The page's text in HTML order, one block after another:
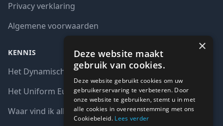
Privacy verklaring
Algemene voorwaarden
KENNIS
Het Dynamisch aankoopsysteem (DAS)
Het Uniform Europees Aanbestedingsdocument (UEA)
Waar vind ik alle interim opdrachten bij de overheid?
×
Deze website maakt
gebruik van cookies.
Deze website gebruikt cookies om uw
gebruikerservaring te verbeteren. Door
onze website te gebruiken, stemt u in met
alle cookies in overeenstemming met ons
Cookiebeleid. Lees verder